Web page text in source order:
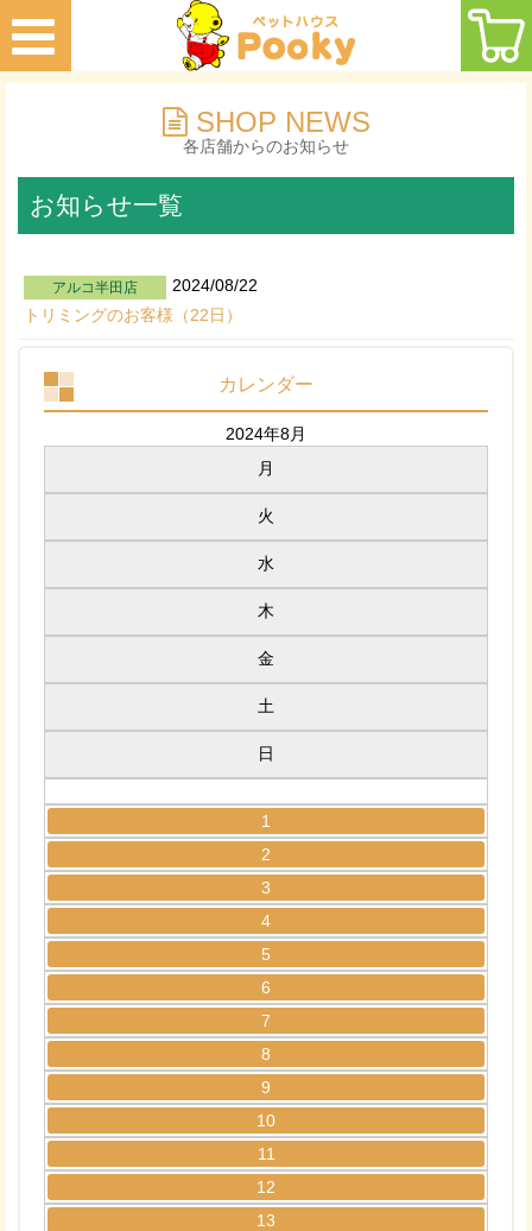
SHOP NEWS
各店舗からのお知らせ
お知らせ一覧
アルコ半田店
2024/08/22
トリミングのお客様（22日）
カレンダー
2024年8月
月
火
水
木
金
土
日
1
2
3
4
5
6
7
8
9
10
11
12
13